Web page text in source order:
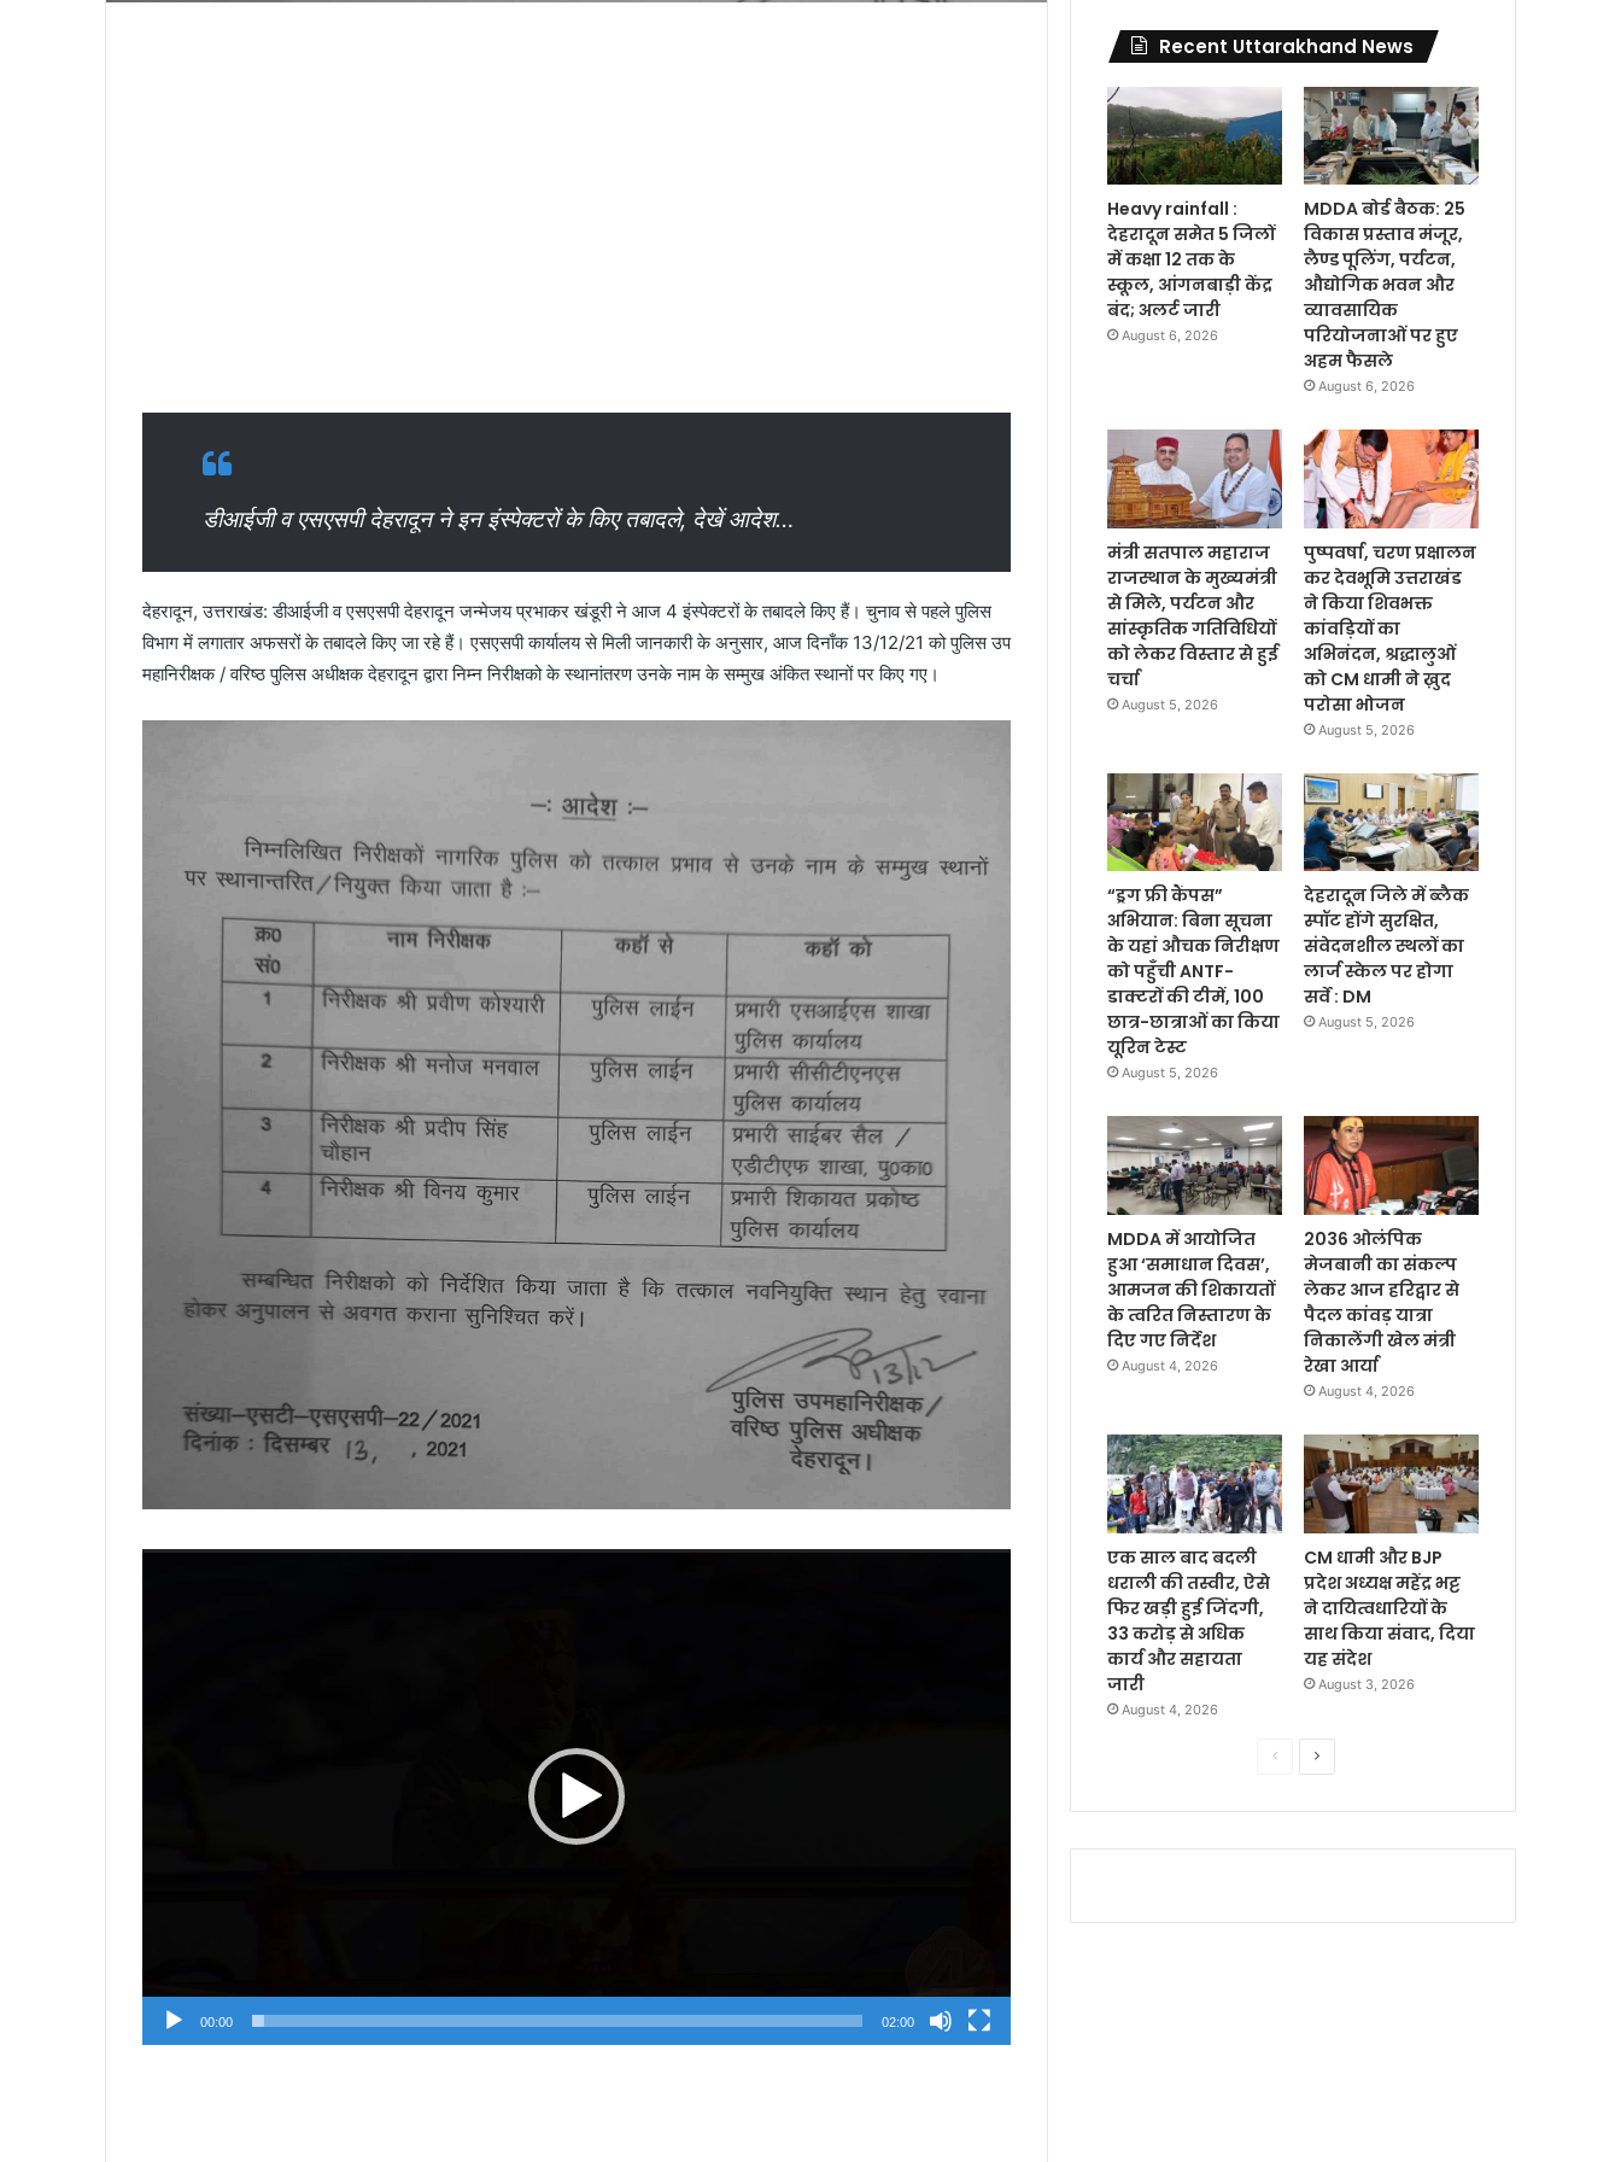
डीआईजी व एसएसपी देहरादून ने इन इंस्पेक्टरों के किए तबादले, देखें आदेश…
देहरादून, उत्तराखंड: डीआईजी व एसएसपी देहरादून जन्मेजय प्रभाकर खंडूरी ने आज 4 इंस्पेक्टरों के तबादले किए हैं। चुनाव से पहले पुलिस
विभाग में लगातार अफसरों के तबादले किए जा रहे हैं। एसएसपी कार्यालय से मिली जानकारी के अनुसार, आज दिनाँक 13/12/21 को पुलिस उप
महानिरीक्षक / वरिष्ठ पुलिस अधीक्षक देहरादून द्वारा निम्न निरीक्षको के स्थानांतरण उनके नाम के सम्मुख अंकित स्थानों पर किए गए।
00:00 02:00
Recent Uttarakhand News
Heavy rainfall :
देहरादून समेत 5 जिलों
में कक्षा 12 तक के
स्कूल, आंगनबाड़ी केंद्र
बंद; अलर्ट जारी
August 6, 2026
MDDA बोर्ड बैठक: 25
विकास प्रस्ताव मंजूर,
लैण्ड पूलिंग, पर्यटन,
औद्योगिक भवन और
व्यावसायिक
परियोजनाओं पर हुए
अहम फैसले
August 6, 2026
मंत्री सतपाल महाराज
राजस्थान के मुख्यमंत्री
से मिले, पर्यटन और
सांस्कृतिक गतिविधियों
को लेकर विस्तार से हुई
चर्चा
August 5, 2026
पुष्पवर्षा, चरण प्रक्षालन
कर देवभूमि उत्तराखंड
ने किया शिवभक्त
कांवड़ियों का
अभिनंदन, श्रद्धालुओं
को CM धामी ने ख़ुद
परोसा भोजन
August 5, 2026
“ड्रग फ्री कैंपस”
अभियान: बिना सूचना
के यहां औचक निरीक्षण
को पहुँची ANTF-
डाक्टरों की टीमें, 100
छात्र-छात्राओं का किया
यूरिन टेस्ट
August 5, 2026
देहरादून जिले में ब्लैक
स्पॉट होंगे सुरक्षित,
संवेदनशील स्थलों का
लार्ज स्केल पर होगा
सर्वे : DM
August 5, 2026
MDDA में आयोजित
हुआ ‘समाधान दिवस’,
आमजन की शिकायतों
के त्वरित निस्तारण के
दिए गए निर्देश
August 4, 2026
2036 ओलंपिक
मेजबानी का संकल्प
लेकर आज हरिद्वार से
पैदल कांवड़ यात्रा
निकालेंगी खेल मंत्री
रेखा आर्या
August 4, 2026
एक साल बाद बदली
धराली की तस्वीर, ऐसे
फिर खड़ी हुई जिंदगी,
33 करोड़ से अधिक
कार्य और सहायता
जारी
August 4, 2026
CM धामी और BJP
प्रदेश अध्यक्ष महेंद्र भट्ट
ने दायित्वधारियों के
साथ किया संवाद, दिया
यह संदेश
August 3, 2026
o
a